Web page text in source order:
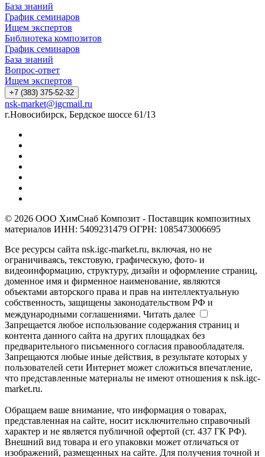
База знаний
График семинаров
Ищем экспертов
Библиотека композитов
График семинаров
База знаний
Вопрос-ответ
Ищем экспертов
+7 (383) 375-52-32
nsk-market@igcmail.ru
г.Новосибирск, Бердское шоссе 61/13
© 2026 ООО ХимСнаб Композит - Поставщик композитных
материалов ИНН: 5409231479 ОГРН: 1085473006695
Все ресурсы сайта nsk.igc-market.ru, включая, но не
ограничиваясь, текстовую, графическую, фото- и
видеоинформацию, структуру, дизайн и оформление страниц,
доменное имя и фирменное наименование, являются
объектами авторского права и прав на интеллектуальную
собственность, защищены законодательством РФ и
международными соглашениями. Читать далее
Запрещается любое использование содержания страниц и
контента данного сайта на других площадках без
предварительного письменного согласия правообладателя.
Запрещаются любые иные действия, в результате которых у
пользователей сети Интернет может сложиться впечатление,
что представленные материалы не имеют отношения к nsk.igc-
market.ru.
Обращаем ваше внимание, что информация о товарах,
представленная на сайте, носит исключительно справочный
характер и не является публичной офертой (ст. 437 ГК РФ).
Внешний вид товара и его упаковки может отличаться от
изображений, размещенных на сайте. Для получения точной и